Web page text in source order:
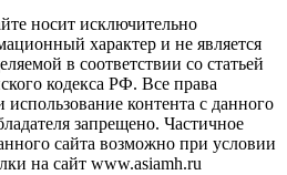
носит исключительно
характер и не является
в соответствии со статьей
кодекса РФ. Все права
контента с данного
запрещено. Частичное
сайта возможно при условии
на сайт www.asiamh.ru